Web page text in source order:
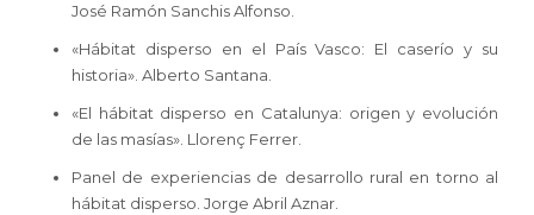
José Ramón Sanchis Alfonso.
«Hábitat disperso en el País Vasco: El caserío y su
historia». Alberto Santana.
«El hábitat disperso en Catalunya: origen y evolución
de las masías». Llorenç Ferrer.
Panel de experiencias de desarrollo rural en torno al
hábitat disperso. Jorge Abril Aznar.